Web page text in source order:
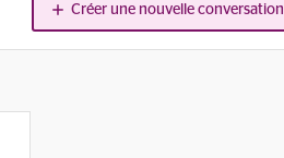
Créer une nouvelle conversation